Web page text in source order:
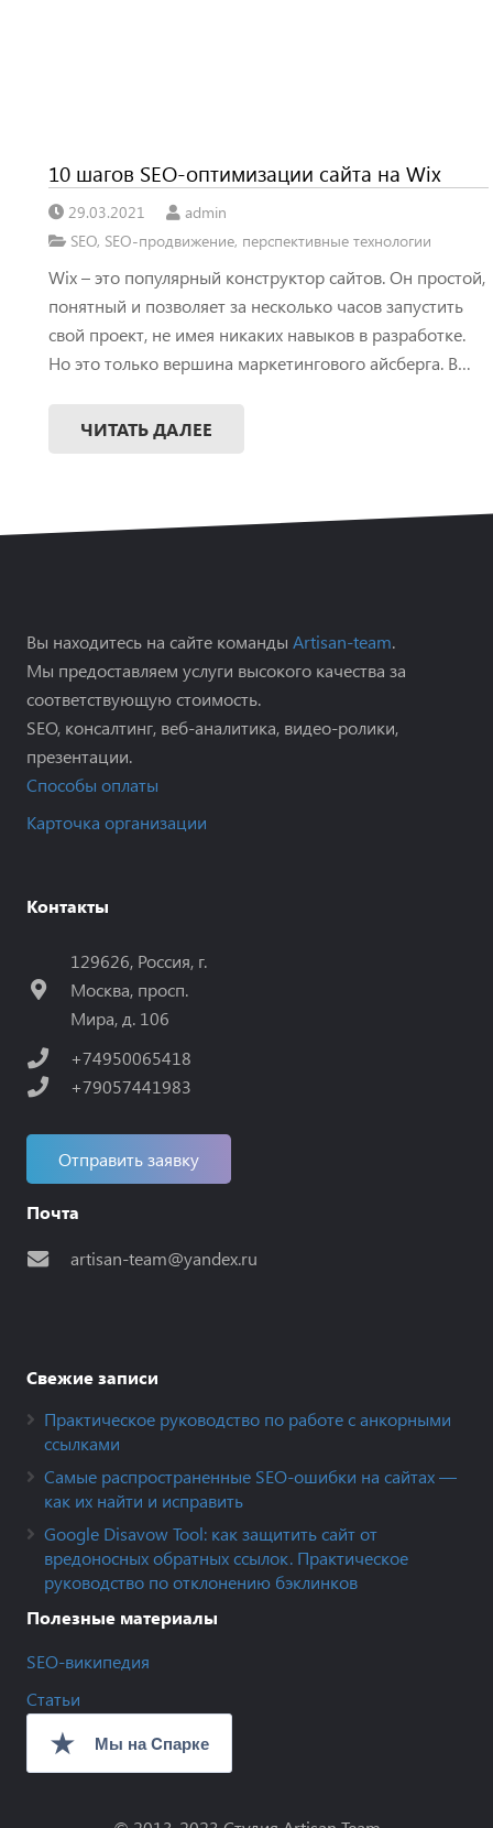
10 шагов SEO-оптимизации сайта на Wix
29.03.2021
admin
SEO, SEO-продвижение, перспективные технологии
Wix – это популярный конструктор сайтов. Он простой,
понятный и позволяет за несколько часов запустить
свой проект, не имея никаких навыков в разработке.
Но это только вершина маркетингового айсберга. В…
ЧИТАТЬ ДАЛЕЕ
Вы находитесь на сайте команды Artisan-team.
Мы предоставляем услуги высокого качества за
соответствующую стоимость.
SEO, консалтинг, веб-аналитика, видео-ролики,
презентации.
Способы оплаты
Карточка организации
Контакты
129626, Россия, г.
Москва, просп.
Мира, д. 106
+74950065418
+79057441983
Отправить заявку
Почта
artisan-team@yandex.ru
Свежие записи
Практическое руководство по работе с анкорными
ссылками
Самые распространенные SEO-ошибки на сайтах —
как их найти и исправить
Google Disavow Tool: как защитить сайт от
вредоносных обратных ссылок. Практическое
руководство по отклонению бэклинков
Полезные материалы
SEO-википедия
Статьи